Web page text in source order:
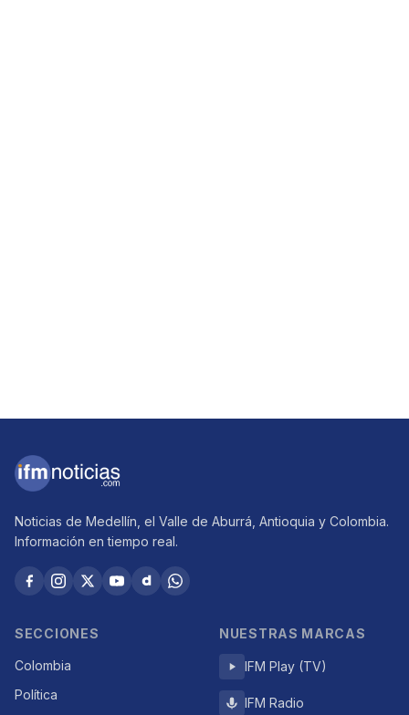
Noticias de Medellín, el Valle de Aburrá, Antioquia y Colombia.
Información en tiempo real.
SECCIONES
Colombia
Política
NUESTRAS MARCAS
IFM Play (TV)
IFM Radio